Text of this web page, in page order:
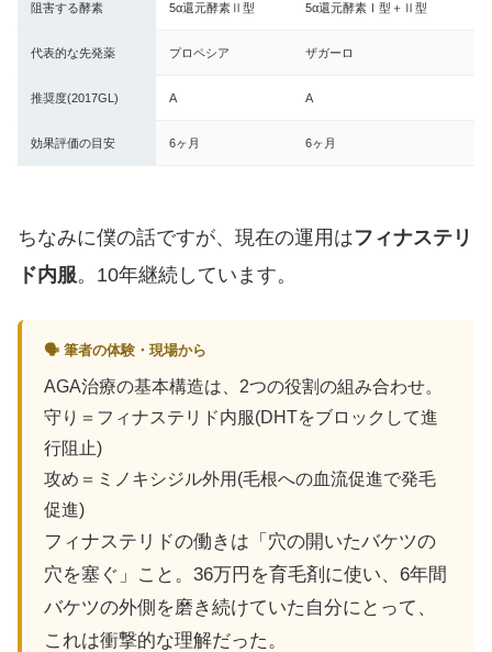
阻害する酵素 5α還元酵素Ⅱ型 5α還元酵素Ⅰ型＋Ⅱ型
代表的な先発薬 プロペシア ザガーロ
推奨度(2017GL) A A
効果評価の目安 6ヶ月 6ヶ月
ちなみに僕の話ですが、現在の運用はフィナステリ
ド内服。10年継続しています。
🗣 筆者の体験・現場から
AGA治療の基本構造は、2つの役割の組み合わせ。
守り＝フィナステリド内服(DHTをブロックして進
行阻止)
攻め＝ミノキシジル外用(毛根への血流促進で発毛
促進)
フィナステリドの働きは「穴の開いたバケツの
穴を塞ぐ」こと。36万円を育毛剤に使い、6年間
バケツの外側を磨き続けていた自分にとって、
これは衝撃的な理解だった。